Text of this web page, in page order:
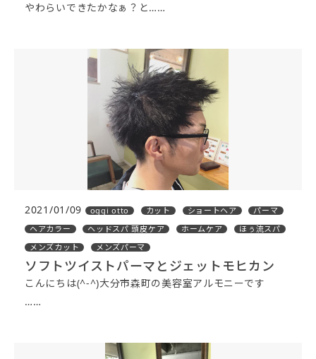
やわらいできたかなぁ？と……
2021/01/09 oggi otto カット ショートヘア
パーマ
ヘアカラー
ヘッドスパ 頭皮ケア ホームケア
ほぅ流スパ
メンズカット
メンズパーマ
ソフトツイストパーマとジェットモヒカン
こんにちは(^-^)大分市森町の美容室アルモニーです
……